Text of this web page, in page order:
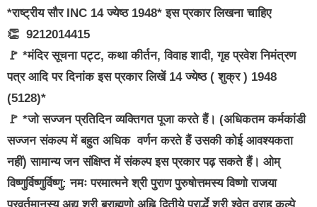
*राष्ट्रीय सौर INC 14 ज्येष्ठ 1948* इस प्रकार लिखना चाहिए
👏 9212014415
🚩 *मंदिर सूचना पट्ट, कथा कीर्तन, विवाह शादी, गृह प्रवेश निमंत्रण
पत्र आदि पर दिनांक इस प्रकार लिखें 14 ज्येष्ठ ( शुक्र ) 1948
(5128)*
🚩 *जो सज्जन प्रतिदिन व्यक्तिगत पूजा करते हैं। (अधिकतम कर्मकांडी
सज्जन संकल्प में बहुत अधिक वर्णन करते हैं उसकी कोई आवश्यकता
नहीं) सामान्य जन संक्षिप्त में संकल्प इस प्रकार पढ़ सकते हैं। ओम्
विष्णुर्विष्णुर्विष्णु: नमः परमात्मने श्री पुराण पुरुषोत्तमस्य विष्णो राजया